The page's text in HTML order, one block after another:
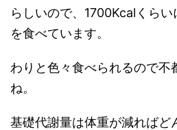
らしいので、1700Kcalくら
を食べています。
わりと色々食べられるので不
ね。
基礎代謝量は体重が減ればど